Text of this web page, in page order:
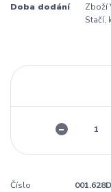
Doba dodání
Zboží
Stačí,
Číslo